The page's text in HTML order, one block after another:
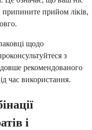
прийом ліків,
щодо
з
рекомендованого
час використання.
і